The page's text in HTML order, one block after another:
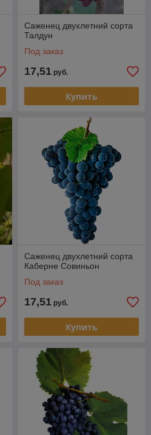
Саженец двухлетний сорта
Талдун
Под заказ
17,51 руб.
Купить
Саженец двухлетний сорта
Каберне Совиньон
Под заказ
17,51 руб.
Купить